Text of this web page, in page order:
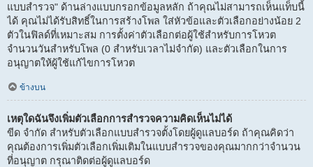
แบบสำรวจ" ด้านล่างแบบกรอกข้อมูลหลัก ถ้าคุณไม่สามารถเห็นแท็บนี้
ได้ คุณไม่ได้รับสิทธิ์ในการสร้างโพล ใส่หัวข้อและตัวเลือกอย่างน้อย 2
ตัวในฟิลด์ที่เหมาะสม การตั้งค่าตัวเลือกต่อผู้ใช้สำหรับการโหวต
จำนวนวันสำหรับโพล (0 สำหรับเวลาไม่จำกัด) และตัวเลือกในการ
อนุญาตให้ผู้ใช้แก้ไขการโหวต
ข้างบน
เหตุใดฉันจึงเพิ่มตัวเลือกการสำรวจความคิดเห็นไม่ได้
ขีด จำกัด สำหรับตัวเลือกแบบสำรวจตั้งโดยผู้ดูแลบอร์ด ถ้าคุณคิดว่า
คุณต้องการเพิ่มตัวเลือกเพิ่มเติมในแบบสำรวจของคุณมากกว่าจำนวน
ที่อนุญาต กรุณาติดต่อผู้ดูแลบอร์ด